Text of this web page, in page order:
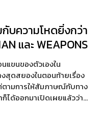
กับความโหดยิ่งกว่า
และ WEAPONS
แขนของตัวเองใน
สุดสยองในตอนท้ายเรื่อง
ตามการให้สัมภาษณ์กับทาง
ก็ได้ออกมาเปิดเผยแล้วว่า…